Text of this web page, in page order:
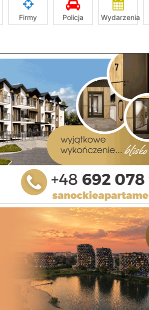
Firmy Policja Wydarzenia